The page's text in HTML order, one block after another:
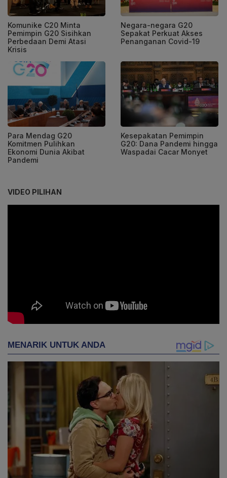
Komunike C20 Minta
Pemimpin G20 Sisihkan
Perbedaan Demi Atasi
Krisis
Negara-negara G20
Sepakat Perkuat Akses
Penanganan Covid-19
Para Mendag G20
Komitmen Pulihkan
Ekonomi Dunia Akibat
Pandemi
Kesepakatan Pemimpin
G20: Dana Pandemi hingga
Waspadai Cacar Monyet
VIDEO PILIHAN